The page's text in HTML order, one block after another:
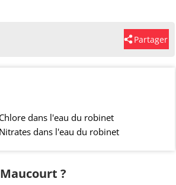
Partager
Chlore dans l'eau du robinet
Nitrates dans l'eau du robinet
?